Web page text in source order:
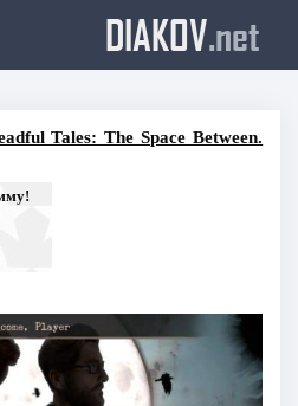
DIAKOV.net
Tales: The Space Between.